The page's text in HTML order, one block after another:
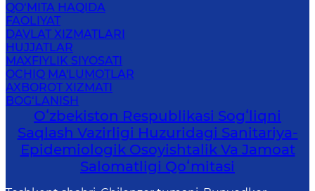
QO‘MITA HAQIDA
FAOLIYAT
DAVLAT XIZMATLARI
HUJJATLAR
MAXFIYLIK SIYOSATI
OCHIQ MA'LUMOTLAR
AXBOROT XIZMATI
BOG‘LANISH
Oʻzbekiston Respublikasi Sogʻliqni
Saqlash Vazirligi Huzuridagi Sanitariya-
Epidemiologik Osoyishtalik Va Jamoat
Salomatligi Qoʻmitasi